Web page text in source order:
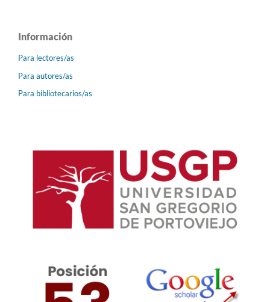
Información
Para lectores/as
Para autores/as
Para bibliotecarios/as